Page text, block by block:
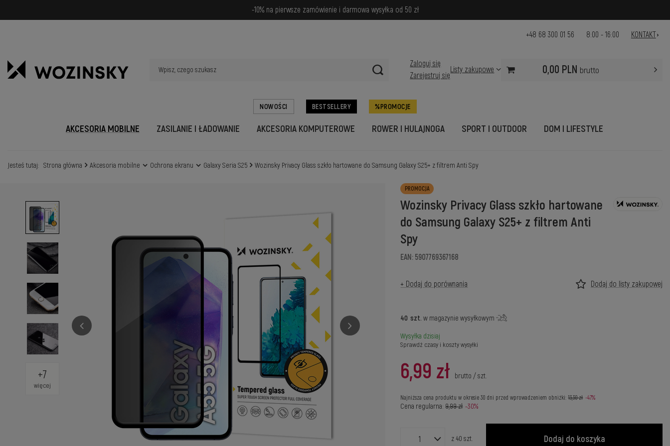
-10% na pierwsze zamówienie i darmowa wysyłka od 50 zł
+48 68 300 01 56 8:00 - 16:00 KONTAKT
Zaloguj się
Zarejestruj się
Listy zakupowe 0,00 PLN brutto
NOWOŚCI BESTSELLERY PROMOCJE
AKCESORIA MOBILNE ZASILANIE I ŁADOWANIE AKCESORIA KOMPUTEROWE ROWER I HULAJNOGA SPORT I OUTDOOR DOM I LIFESTYLE
Jesteś tutaj: Strona główna Akcesoria mobilne Ochrona ekranu Galaxy Seria S25 Wozinsky Privacy Glass szkło hartowane do Samsung Galaxy S25+ z filtrem Anti Spy
+7
więcej
PROMOCJA
Wozinsky Privacy Glass szkło hartowane
do Samsung Galaxy S25+ z filtrem Anti
Spy
EAN: 5907769367168
+ Dodaj do porównania Dodaj do listy zakupowej
40 szt. w magazynie wysyłkowym
Wysyłka dzisiaj
Sprawdź czasy i koszty wysyłki
6,99 zł brutto /szt.
Najniższa cena produktu w okresie 30 dni przed wprowadzeniem obniżki:13,30 zł -47%
Cena regularna:9,99 zł -30%
z40szt. Dodaj do koszyka